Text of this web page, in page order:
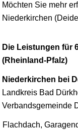
Möchten Sie mehr
Niederkirchen
Die Leistungen für
(Rheinland-Pfalz)
Niederkirchen bei
Landkreis Bad
Verbandsgemeinde
Flachdach,